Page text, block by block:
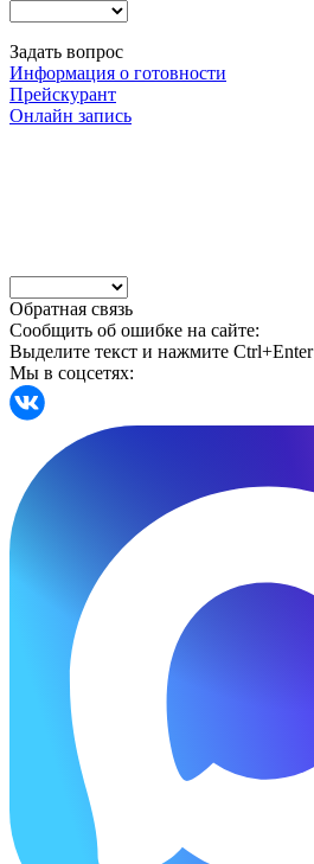
Задать вопрос
Информация о готовности
Прейскурант
Онлайн запись
Обратная связь
Сообщить об ошибке на сайте:
Выделите текст и нажмите Ctrl+Enter
Мы в соцсетях: